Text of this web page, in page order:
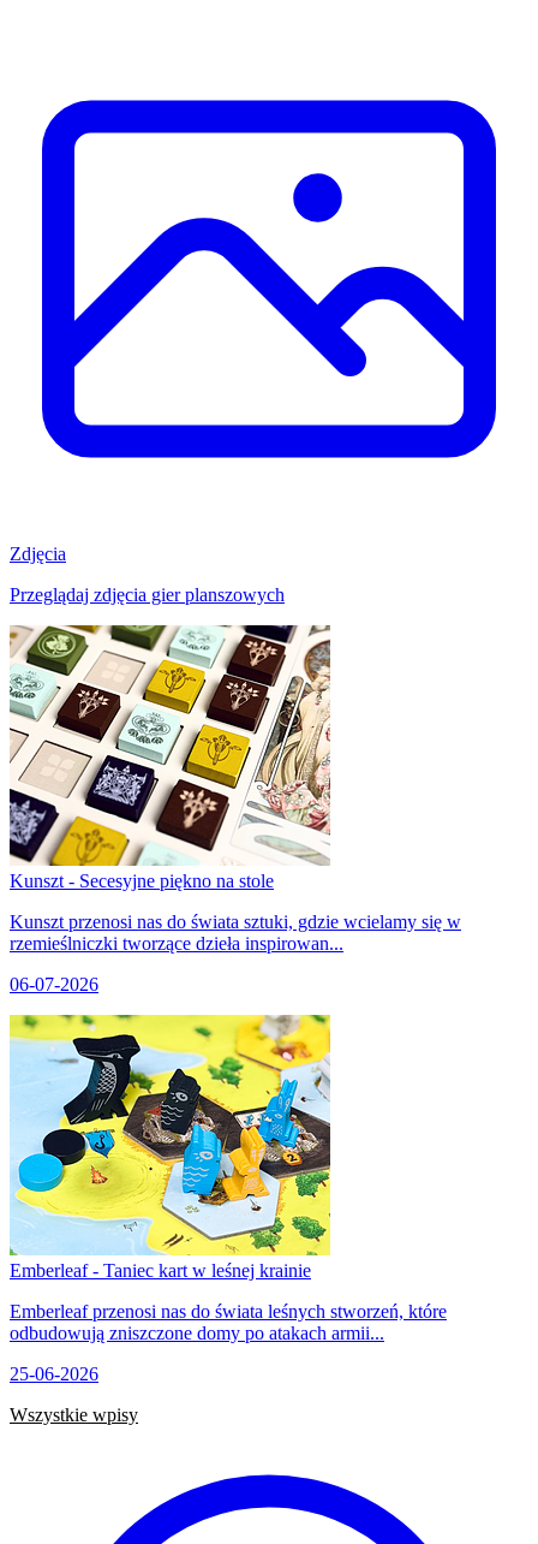
Zdjęcia
Przeglądaj zdjęcia gier planszowych
Kunszt - Secesyjne piękno na stole
Kunszt przenosi nas do świata sztuki, gdzie wcielamy się w
rzemieślniczki tworzące dzieła inspirowan...
06-07-2026
Emberleaf - Taniec kart w leśnej krainie
Emberleaf przenosi nas do świata leśnych stworzeń, które
odbudowują zniszczone domy po atakach armii...
25-06-2026
Wszystkie wpisy